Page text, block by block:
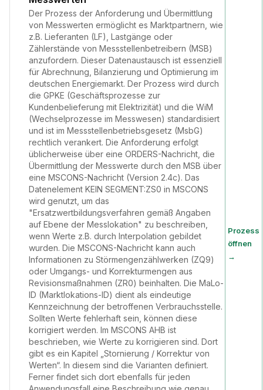
Der Prozess der Anforderung und Übermittlung
von Messwerten ermöglicht es Marktpartnern, wie
z.B. Lieferanten (LF), Lastgänge oder
Zählerstände von Messstellenbetreibern (MSB)
anzufordern. Dieser Datenaustausch ist essenziell
für Abrechnung, Bilanzierung und Optimierung im
deutschen Energiemarkt. Der Prozess wird durch
die GPKE (Geschäftsprozesse zur
Kundenbelieferung mit Elektrizität) und die WiM
(Wechselprozesse im Messwesen) standardisiert
und ist im Messstellenbetriebsgesetz (MsbG)
rechtlich verankert. Die Anforderung erfolgt
üblicherweise über eine ORDERS-Nachricht, die
Übermittlung der Messwerte durch den MSB über
eine MSCONS-Nachricht (Version 2.4c). Das
Datenelement KEIN SEGMENT:ZS0 in MSCONS
wird genutzt, um das
"Ersatzwertbildungsverfahren gemäß Angaben
auf Ebene der Messlokation" zu beschreiben,
wenn Werte z.B. durch Interpolation gebildet
wurden. Die MSCONS-Nachricht kann auch
Informationen zu Störmengenzählwerken (ZQ9)
oder Umgangs- und Korrekturmengen aus
Revisionsmaßnahmen (ZR0) beinhalten. Die MaLo-
ID (Marktlokations-ID) dient als eindeutige
Kennzeichnung der betroffenen Verbrauchsstelle.
Sollten Werte fehlerhaft sein, können diese
korrigiert werden. Im MSCONS AHB ist
beschrieben, wie Werte zu korrigieren sind. Dort
gibt es ein Kapitel „Stornierung / Korrektur von
Werten“. In diesem sind die Varianten definiert.
Ferner findet sich dort ebenfalls für jeden
Prozess
öffnen
→